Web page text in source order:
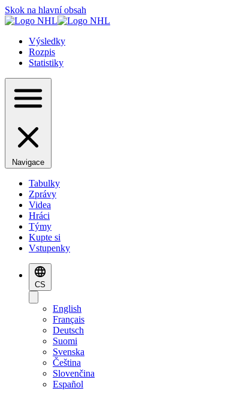
Skok na hlavní obsah
Výsledky
Rozpis
Statistiky
Navigace
Tabulky
Zprávy
Videa
Hráci
Týmy
Kupte si
Vstupenky
CS
English
Français
Deutsch
Suomi
Svenska
Čeština
Slovenčina
Español